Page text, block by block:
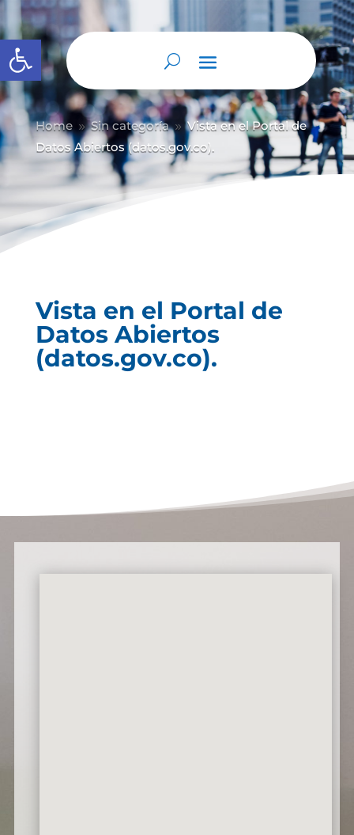
Abrir barra de herramientas
Home 9 Sin categoría 9 Vista en el Portal de
Datos Abiertos (datos.gov.co).
Vista en el Portal de
Datos Abiertos
(datos.gov.co).